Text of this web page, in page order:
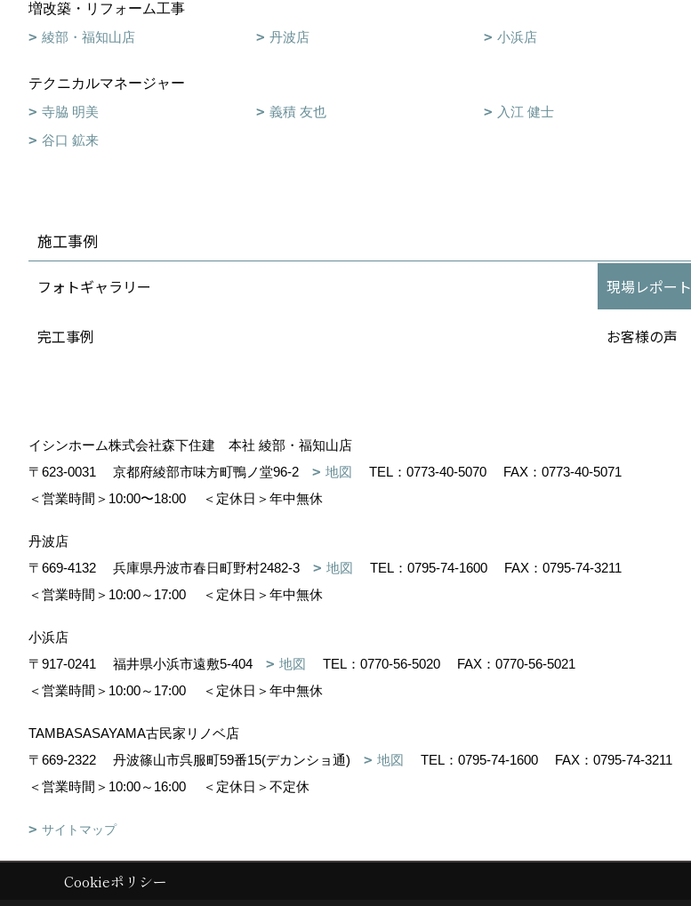
増改築・リフォーム工事
綾部・福知山店
丹波店 小浜店
テクニカルマネージャー
寺脇 明美
義積 友也 入江 健士
谷口 鉱来
施工事例
フォトギャラリー 現場レポート
完工事例 お客様の声
イシンホーム株式会社森下住建 本社 綾部・福知山店
〒623-0031
京都府綾部市味方町鴨ノ堂96-2 地図 TEL： 0773-40-5070
FAX：0773-40-5071
＜営業時間＞10:00〜18:00
＜定休日＞年中無休
丹波店
〒669-4132
兵庫県丹波市春日町野村2482-3 地図 TEL： 0795-74-1600
FAX：0795-74-3211
＜営業時間＞10:00～17:00
＜定休日＞年中無休
小浜店
〒917-0241
福井県小浜市遠敷5-404 地図 TEL： 0770-56-5020
FAX：0770-56-5021
＜営業時間＞10:00～17:00
＜定休日＞年中無休
TAMBASASAYAMA古民家リノベ店
〒669-2322
丹波篠山市呉服町59番15(デカンショ通) 地図 TEL： 0795-74-1600
FAX：0795-74-3211
＜営業時間＞10:00～16:00
＜定休日＞不定休
サイトマップ
Copyright (c) 株式会社森下住建. All Rights Reserved.
Cookieポリシー